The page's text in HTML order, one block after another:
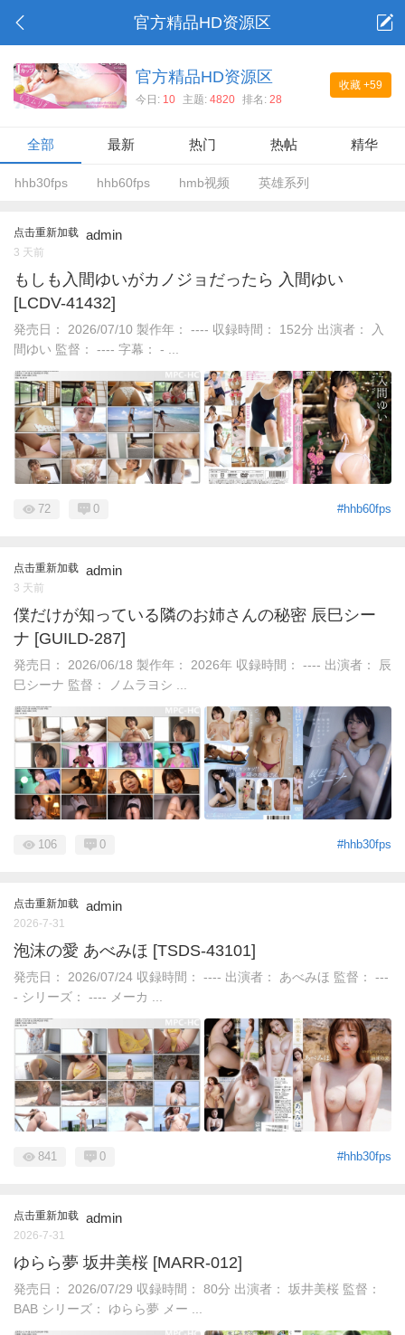
官方精品HD资源区
收藏 +59
官方精品HD资源区
今日: 10 主题: 4820 排名: 28
全部 最新 热门 热帖 精华
hhb30fps hhb60fps hmb视频 英雄系列
点击重新加载 admin
3 天前
もしも入間ゆいがカノジョだったら 入間ゆい
[LCDV-41432]
発売日： 2026/07/10 製作年： ---- 収録時間： 152分 出演者： 入
間ゆい 監督： ---- 字幕： - ...
#hhb60fps
72 0
点击重新加载 admin
3 天前
僕だけが知っている隣のお姉さんの秘密 辰巳シー
ナ [GUILD-287]
発売日： 2026/06/18 製作年： 2026年 収録時間： ---- 出演者： 辰
巳シーナ 監督： ノムラヨシ ...
#hhb30fps
106 0
点击重新加载 admin
2026-7-31
泡沫の愛 あべみほ [TSDS-43101]
発売日： 2026/07/24 収録時間： ---- 出演者： あべみほ 監督： ---
- シリーズ： ---- メーカ ...
#hhb30fps
841 0
点击重新加载 admin
2026-7-31
ゆらら夢 坂井美桜 [MARR-012]
発売日： 2026/07/29 収録時間： 80分 出演者： 坂井美桜 監督：
BAB シリーズ： ゆらら夢 メー ...